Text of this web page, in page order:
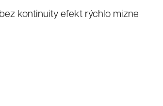
kontinuity efekt rýchlo mizne